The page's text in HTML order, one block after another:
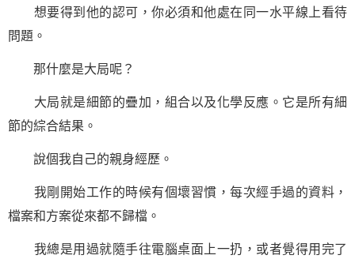
想要得到他的認可，你必須和他處在同一水平線上看待
問題。
那什麼是大局呢？
大局就是細節的疊加，組合以及化學反應。它是所有細
節的綜合結果。
說個我自己的親身經歷。
我剛開始工作的時候有個壞習慣，每次經手過的資料，
檔案和方案從來都不歸檔。
我總是用過就隨手往電腦桌面上一扔，或者覺得用完了